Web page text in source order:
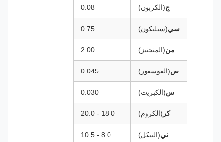
ج(الكربون) 0.08
سي(سيليكون) 0.75
من(المنجنيز) 2.00
ص(الفوسفور) 0.045
س(الكبريت) 0.030
كر (الكروم) 18.0 - 20.0
ني(النيكل) 8.0 - 10.5